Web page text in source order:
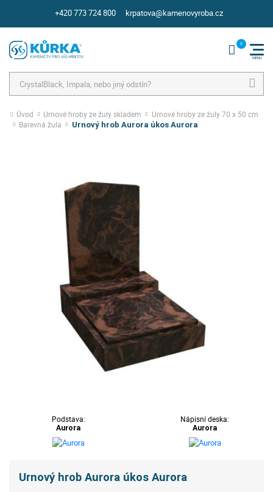
+420 773 724 800 krpatova@kamenovyroba.cz
Úvod Urnové hroby ze žuly skladem
Urnové hroby ze žuly 70 x 50 cm
Barevná žula
Urnový hrob Aurora úkos Aurora
Podstava:
Aurora
Nápisní deska:
Aurora
Urnový hrob Aurora úkos Aurora